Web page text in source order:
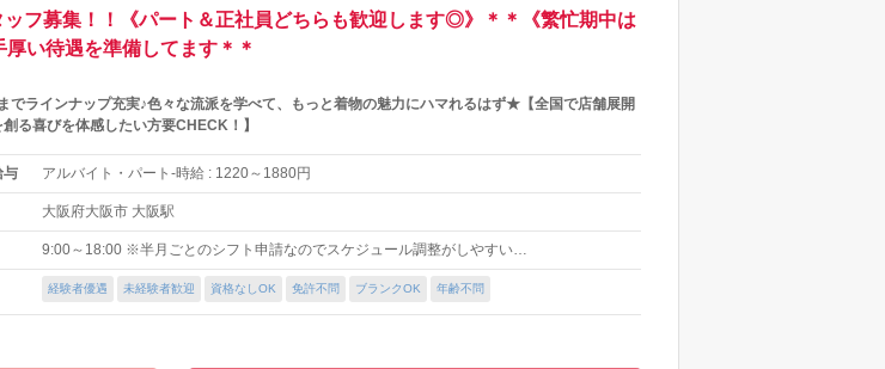
フ募集！！《パート＆正社員どちらも歓迎します◎》＊＊《繁忙期中は
い待遇を準備してます＊＊
でラインナップ充実♪色々な流派を学べて、もっと着物の魅力にハマれるはず★【全国で店舗展開
る喜びを体感したい方要CHECK！】
与 アルバイト・パート-時給 : 1220～ 1880円
大阪府大阪市 大阪駅
9:00～18:00 ※半月ごとのシフト申請なのでスケジュール調整がしやすい…
経験者優遇 未経験者歓迎 資格なしOK 免許不問 ブランクOK 年齢不問